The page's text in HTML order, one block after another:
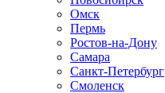
Омск
Пермь
Ростов-на-Дону
Самара
Санкт-Петербург
Смоленск